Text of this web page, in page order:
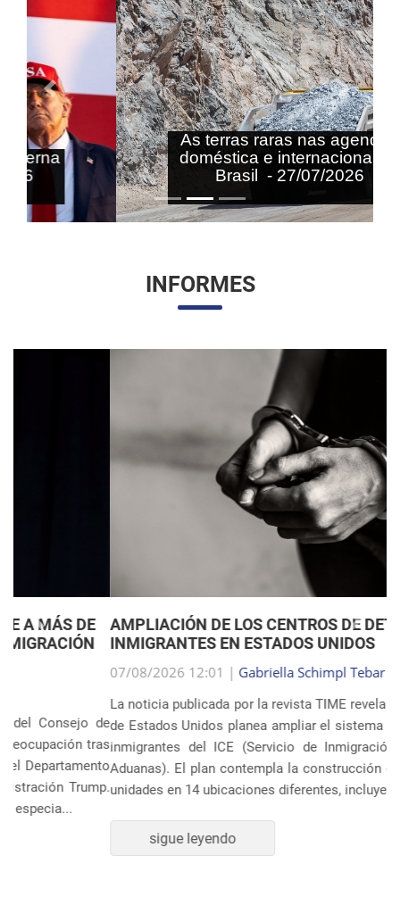
As terras raras nas agendas
doméstica e internacional do
Brasil - 27/07/2026
Anterior Próximo
INFORMES
AMPLIACIÓN DE LOS CENTROS DE DETENCIÓN DE
INMIGRANTES EN ESTADOS UNIDOS
07/08/2026 12:01 |Gabriella Schimpl Tebar Anunciação
La noticia publicada por la revista TIME revela que el gobierno
de Estados Unidos planea ampliar el sistema de detención de
inmigrantes del ICE (Servicio de Inmigración y Control de
Aduanas). El plan contempla la construcción o ampliación de
unidades en 14 ubicaciones diferentes, incluye...
Anterior